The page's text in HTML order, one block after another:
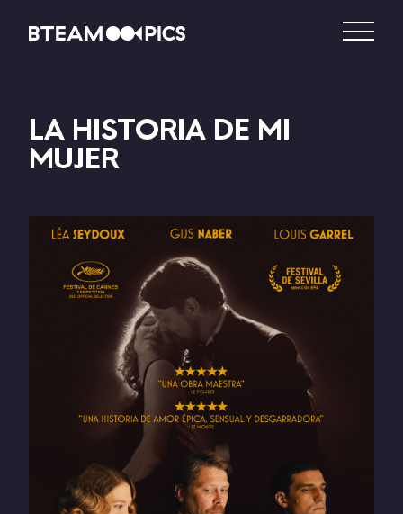
DISTRIBUCIÓN
PRODUCCIÓN
VIDEO – VOD
CATÁLOGO
PRENSA
NOTICIAS
QUIÉNES SOMOS
LA HISTORIA DE MI
MUJER